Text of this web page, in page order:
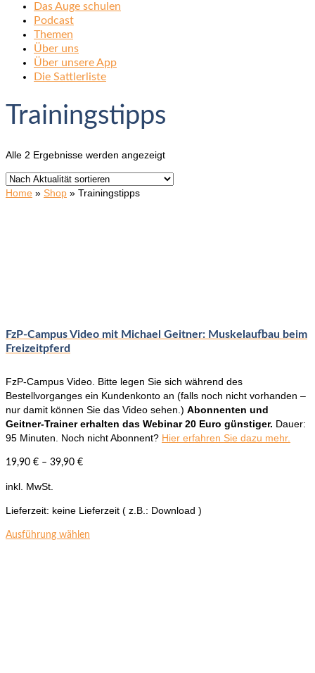
Das Auge schulen
Podcast
Themen
Über uns
Über unsere App
Die Sattlerliste
Trainingstipps
Alle 2 Ergebnisse werden angezeigtNach
sortiert
Home » Shop » Trainingstipps
FzP-Campus Video mit Michael Geitner: Muskelaufbau beim
Freizeitpferd
FzP-Campus Video. Bitte legen Sie sich während des
Bestellvorganges ein Kundenkonto an (falls noch nicht vorhanden –
nur damit können Sie das Video sehen.) Abonnenten und
Geitner-Trainer erhalten das Webinar 20 Euro günstiger. Dauer:
95 Minuten. Noch nicht Abonnent? Hier erfahren Sie dazu mehr.
19,90 € – 39,90 €
inkl. MwSt.
Lieferzeit: keine Lieferzeit ( z.B.: Download )
Ausführung wählen